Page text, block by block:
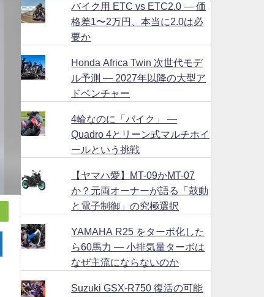
バイク用 ETC vs ETC2.0 ― 価
格差1〜2万円、本当に2.0は必
要か
Honda Africa Twin 次世代モデ
ル予測 ― 2027年以降の大型ア
ドベンチャー
4輪なのに「バイク」 ―
Quadro 4とリーン式マルチホイ
ールという挑戦
【ヤマハ愛】MT-09かMT-07
か？元両オーナーが語る「鼓動
と電子制御」の究極選択
YAMAHA R25 をターボ化した
ら60馬力 ― 小排気量ターボは
なぜ主流にならないのか
Suzuki GSX-R750 復活の可能